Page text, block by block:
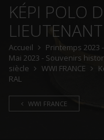
KÉPI POLO
Accueil Printemps 2023
Mai 2023 - Souvenirs
siècle
WWI FRANCE
RAL
WWI FRANCE